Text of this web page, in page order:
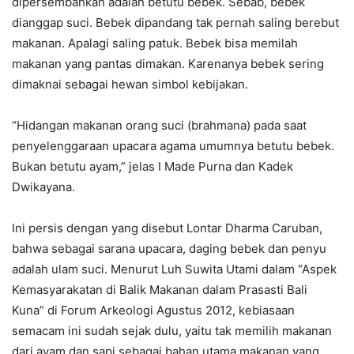
dianggap suci. Bebek dipandang tak pernah saling berebut
makanan. Apalagi saling patuk. Bebek bisa memilah
makanan yang pantas dimakan. Karenanya bebek sering
dimaknai sebagai hewan simbol kebijakan.
“Hidangan makanan orang suci (brahmana) pada saat
penyelenggaraan upacara agama umumnya betutu bebek.
Bukan betutu ayam,” jelas I Made Purna dan Kadek
Dwikayana.
Ini persis dengan yang disebut Lontar Dharma Caruban,
bahwa sebagai sarana upacara, daging bebek dan penyu
adalah ulam suci. Menurut Luh Suwita Utami dalam “Aspek
Kemasyarakatan di Balik Makanan dalam Prasasti Bali
Kuna” di Forum Arkeologi Agustus 2012, kebiasaan
semacam ini sudah sejak dulu, yaitu tak memilih makanan
dari ayam dan sapi sebagai bahan utama makanan yang